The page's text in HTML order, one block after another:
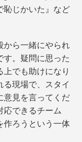
恥じかいた』など
から一緒にやられ
す。疑問に思った
でも助けになり
る現場で、スタイ
意見を言ってくだ
応できるチーム
作ろうという一体